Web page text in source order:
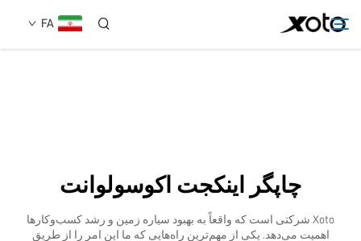
FA
چاپگر اینکجت اکوسولوانت
Xoto شرکتی است که واقعاً به بهبود سیاره زمین و رشد کسب‌وکارها
اهمیت می‌دهد. یکی از مهم‌ترین راه‌هایی که ما این امر را از طریق